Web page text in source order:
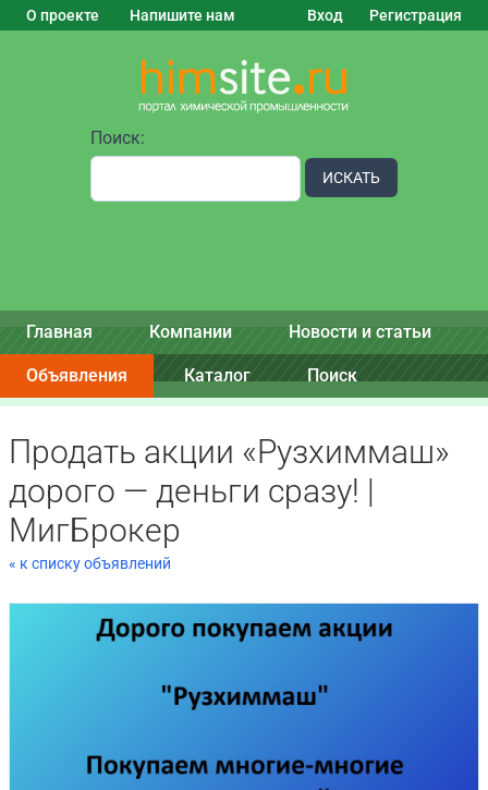
О проекте Напишите нам Вход Регистрация
Поиск:
ИСКАТЬ
Главная Компании Новости и статьи
Объявления Каталог Поиск
Продать акции «Рузхиммаш»
дорого — деньги сразу! |
МигБрокер
« к списку объявлений